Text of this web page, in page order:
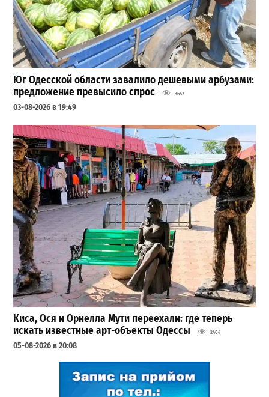
Юг Одесской области завалило дешевыми арбузами:
предложение превысило спрос
3657
03-08-2026 в 19:49
Киса, Ося и Орнелла Мути переехали: где теперь
искать известные арт-объекты Одессы
2404
05-08-2026 в 20:08